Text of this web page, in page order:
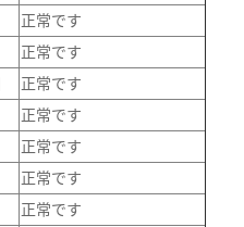
正常です
正常です
正常です
正常です
正常です
正常です
正常です